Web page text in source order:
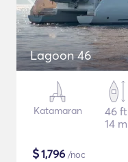
Lagoon 46
Katamaran
46 ft
14 m
$1,796 /noc